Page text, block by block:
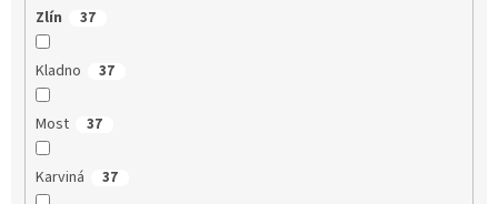
Zlín 37
Kladno 37
Most 37
Karviná 37